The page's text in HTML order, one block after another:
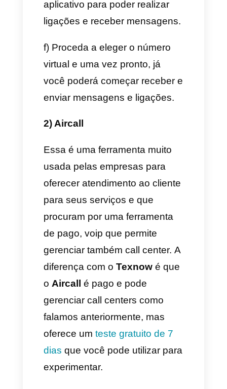
perder ele, e se está registrado
no WhatsApp é possível que
você perca esse WhatsApp. O
mais recomendado é usar
aplicativos pagos que possam
de emergência.
Para conseguir seu número
virtual, siga os seguintes
passos:
pode encontrá-la tanto no
Storecomo no App Store
b) Abra o aplicativo e comece o
registro